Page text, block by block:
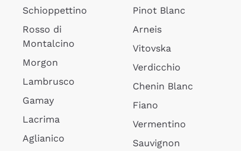
Schioppettino
Rosso di
Montalcino
Morgon
Lambrusco
Gamay
Lacrima
Aglianico
Pinot Blanc
Arneis
Vitovska
Verdicchio
Chenin Blanc
Fiano
Vermentino
Sauvignon